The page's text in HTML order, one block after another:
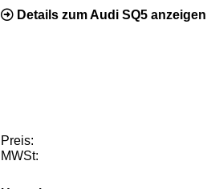
Details zum Audi SQ5 anzeigen
Preis:
MWSt: